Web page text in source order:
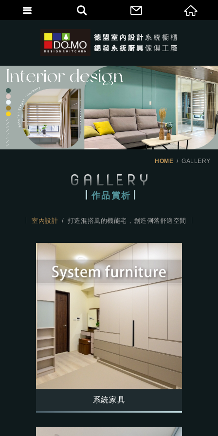
HOME GALLERY
GALLERY
作品賞析
室內設計 打造混搭風的機能宅，創造俐落舒適空間
系統家具